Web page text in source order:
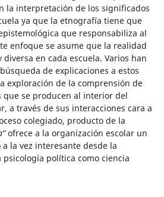
la interpretación de los significados
ya que la etnografía tiene que
que responsabiliza al
enfoque se asume que la realidad
en cada escuela. Varios han
de explicaciones a estos
exploración de la comprensión de
que se producen al interior del
a través de sus interacciones cara a
colegiado, producto de la
ofrece a la organización escolar un
la vez interesante desde la
política como ciencia